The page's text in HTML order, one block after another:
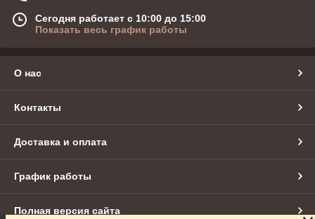
Сегодня работает с 10:00 до 15:00
Показать весь график работы
О нас
Контакты
Доставка и оплата
График работы
Полная версия сайта